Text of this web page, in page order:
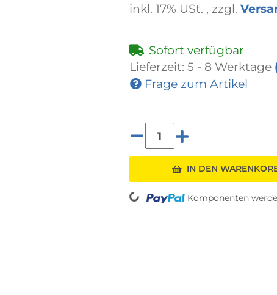
inkl. 17% USt. , zzgl.
Sofort verfügbar
Lieferzeit: 5 - 8 Werktage
Frage zum Artikel
IN DEN
Loading... Komponenten